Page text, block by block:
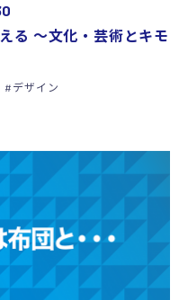
る 〜文化・芸術とキモ
デザイン